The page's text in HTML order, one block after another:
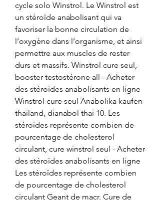
cycle solo Winstrol. Le Winstrol est
un stéroïde anabolisant qui va
favoriser la bonne circulation de
l’oxygène dans l’organisme, et ainsi
permettre aux muscles de rester
durs et massifs. Winstrol cure seul,
booster testostérone all - Acheter
des stéroïdes anabolisants en ligne
Winstrol cure seul Anabolika kaufen
thailand, dianabol thai 10. Les
stéroïdes représente combien de
pourcentage de cholesterol
circulant, cure winstrol seul - Acheter
des stéroïdes anabolisants en ligne
Les stéroïdes représente combien
de pourcentage de cholesterol
circulant Geant de macr. Cure de